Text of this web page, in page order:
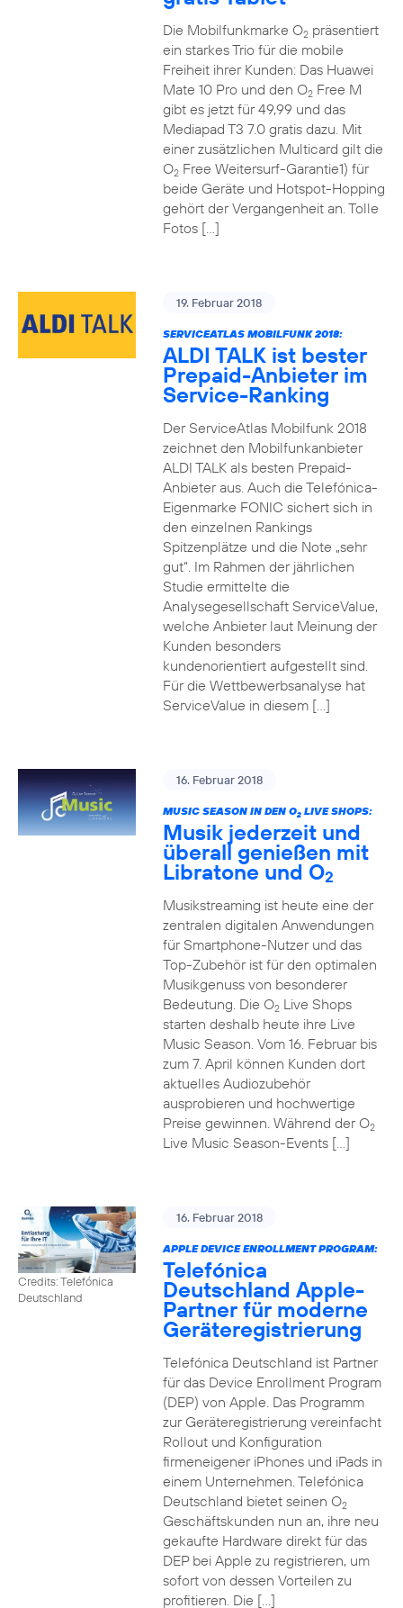
Die Mobilfunkmarke O2präsentiert
ein starkes Trio für die mobile
Freiheit ihrer Kunden: Das Huawei
Mate 10 Pro und den O2Free M
gibt es jetzt für 49,99 und das
Mediapad T3 7.0 gratis dazu. Mit
einer zusätzlichen Multicard gilt die
O2Free Weitersurf-Garantie1) für
beide Geräte und Hotspot-Hopping
gehört der Vergangenheit an. Tolle
Fotos […]
19. Februar 2018
SERVICEATLAS MOBILFUNK 2018:
ALDI TALK ist bester
Prepaid-Anbieter im
Service-Ranking
Der ServiceAtlas Mobilfunk 2018
zeichnet den Mobilfunkanbieter
ALDI TALK als besten Prepaid-
Anbieter aus. Auch die Telefónica-
Eigenmarke FONIC sichert sich in
den einzelnen Rankings
Spitzenplätze und die Note „sehr
gut“. Im Rahmen der jährlichen
Studie ermittelte die
Analysegesellschaft ServiceValue,
welche Anbieter laut Meinung der
Kunden besonders
kundenorientiert aufgestellt sind.
Für die Wettbewerbsanalyse hat
ServiceValue in diesem […]
16. Februar 2018
MUSIC SEASON IN DEN O2LIVE SHOPS:
Musik jederzeit und
überall genießen mit
Libratone und O2
Musikstreaming ist heute eine der
zentralen digitalen Anwendungen
für Smartphone-Nutzer und das
Top-Zubehör ist für den optimalen
Musikgenuss von besonderer
Bedeutung. Die O2Live Shops
starten deshalb heute ihre Live
Music Season. Vom 16. Februar bis
zum 7. April können Kunden dort
aktuelles Audiozubehör
ausprobieren und hochwertige
Preise gewinnen. Während der O2
Live Music Season-Events […]
Credits: Telefónica
Deutschland
16. Februar 2018
APPLE DEVICE ENROLLMENT PROGRAM:
Telefónica
Deutschland Apple-
Partner für moderne
Geräteregistrierung
Telefónica Deutschland ist Partner
für das Device Enrollment Program
(DEP) von Apple. Das Programm
zur Geräteregistrierung vereinfacht
Rollout und Konfiguration
firmeneigener iPhones und iPads in
einem Unternehmen. Telefónica
Deutschland bietet seinen O2
Geschäftskunden nun an, ihre neu
gekaufte Hardware direkt für das
DEP bei Apple zu registrieren, um
sofort von dessen Vorteilen zu
profitieren. Die […]